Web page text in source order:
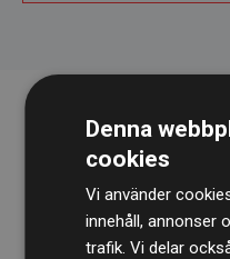
Denna
cookies
Vi använder
innehåll, annonser
trafik. Vi delar